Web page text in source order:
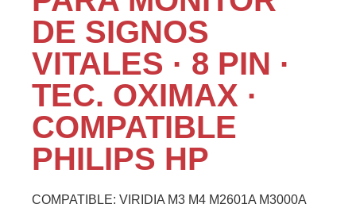
DE SIGNOS
VITALES · 8 PIN ·
TEC. OXIMAX ·
COMPATIBLE
PHILIPS HP
COMPATIBLE: VIRIDIA M3 M4 M2601A M3000A